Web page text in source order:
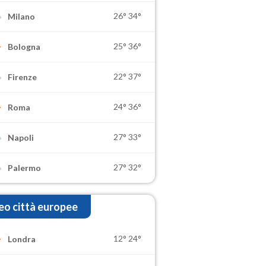
Milano 26° 34°
Bologna 25° 36°
Firenze 22° 37°
Roma 24° 36°
Napoli 27° 33°
Palermo 27° 32°
città europee
Londra 12° 24°